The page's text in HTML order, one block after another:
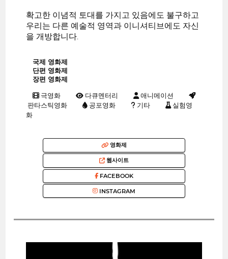
확고한 이념적 토대를 가지고 있음에도 불구하고
우리는 다른 예술적 영역과 이니셔티브에도 자신
을 개방합니다.
국제 영화제
단편 영화제
장편 영화제
극영화 다큐멘터리
애니메이션
판타스틱영화
공포영화 기타
실험영
화
영화제
웹사이트
FACEBOOK
INSTAGRAM